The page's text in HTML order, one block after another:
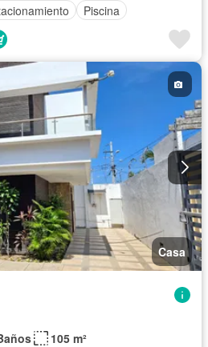
Piscina
Casa
105 m²